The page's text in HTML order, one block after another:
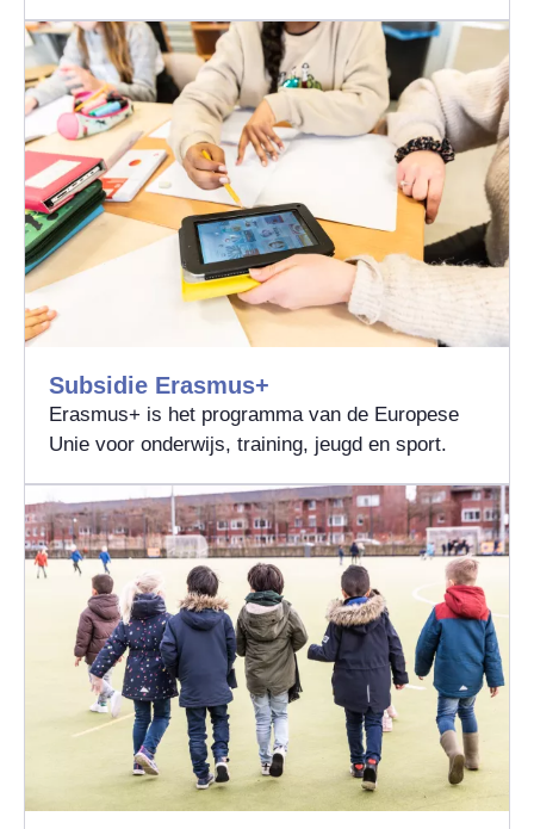
Subsidie Erasmus+
Erasmus+ is het programma van de Europese
Unie voor onderwijs, training, jeugd en sport.